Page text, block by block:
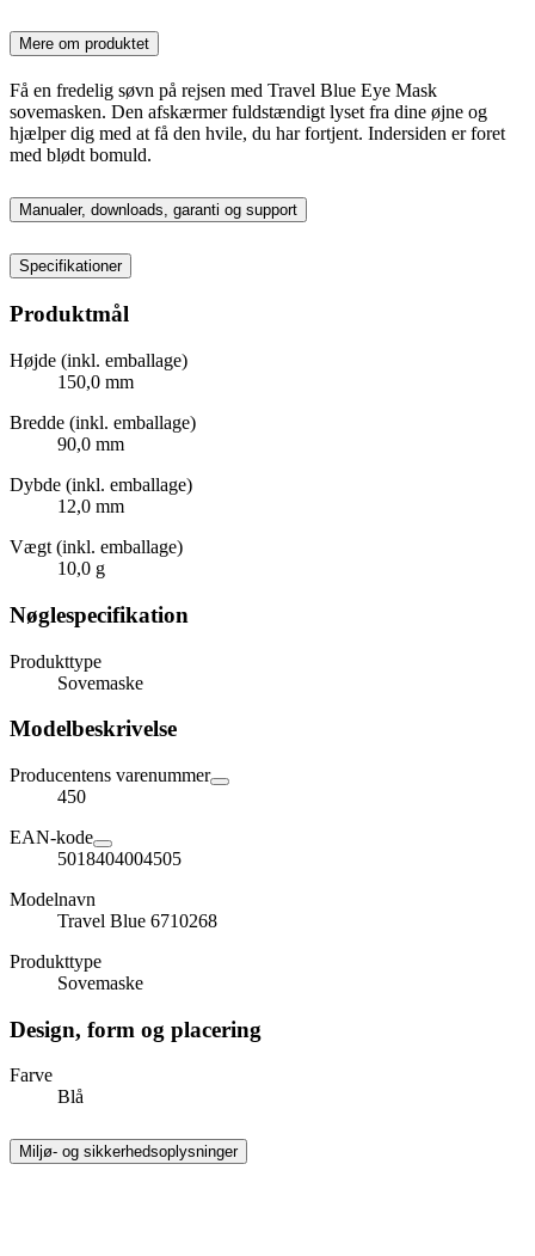
Mere om produktet
Få en fredelig søvn på rejsen med Travel Blue Eye Mask
sovemasken. Den afskærmer fuldstændigt lyset fra dine øjne og
hjælper dig med at få den hvile, du har fortjent. Indersiden er foret
med blødt bomuld.
Manualer, downloads, garanti og support
Specifikationer
Produktmål
Højde (inkl. emballage)
150,0 mm
Bredde (inkl. emballage)
90,0 mm
Dybde (inkl. emballage)
12,0 mm
Vægt (inkl. emballage)
10,0 g
Nøglespecifikation
Produkttype
Sovemaske
Modelbeskrivelse
Producentens varenummer
450
EAN-kode
5018404004505
Modelnavn
Travel Blue 6710268
Produkttype
Sovemaske
Design, form og placering
Farve
Blå
Miljø- og sikkerhedsoplysninger